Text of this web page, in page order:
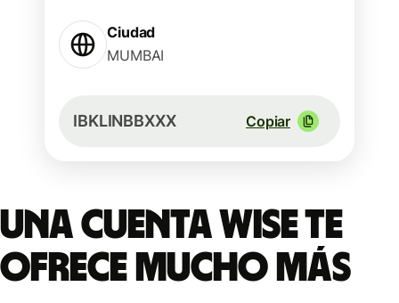
Ciudad
MUMBAI
IBKLINBBXXX Copiar
Una cuenta Wise te
ofrece mucho más